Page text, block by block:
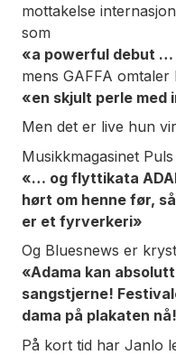
mottakelse
som
«a powerful debut …
mens GAFFA omtaler
«en skjult perle med
Men det er live hun
Musikkmagasinet
«… og flyttikata
hørt om henne før,
er et fyrverkeri»
Og Bluesnews er
«Adama kan
sangstjerne!
dama på plakaten
På kort tid har Janlo